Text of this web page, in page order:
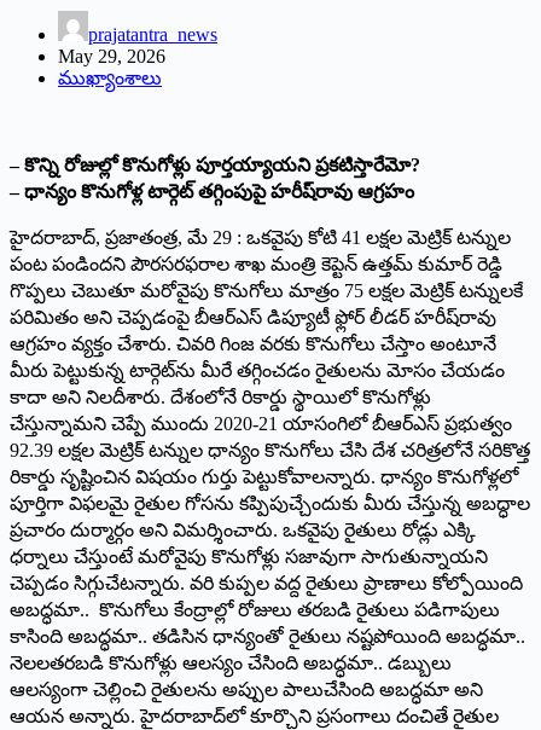
prajatantra_news
May 29, 2026
ముఖ్యాంశాలు
– కొన్ని రోజుల్లో కొనుగోళ్లు పూర్తయ్యాయని ప్రకటిస్తారేమో?
– ధాన్యం కొనుగోళ్ల టార్గెట్ తగ్గింపుపై హరీష్‌రావు ఆగ్రహం
హైదరాబాద్, ప్రజాతంత్ర, మే 29 : ఒకవైపు కోటి 41 లక్షల మెట్రిక్ టన్నుల
పంట పండిందని పౌరసరఫరాల శాఖ మంత్రి కెప్టెన్ ఉత్తమ్ కుమార్ రెడ్డి
గొప్పలు చెబుతూ మరోవైపు కొనుగోలు మాత్రం 75 లక్షల మెట్రిక్ టన్నులకే
పరిమితం అని చెప్పడంపై బీఆర్ఎస్ డిప్యూటీ ఫ్లోర్ లీడర్ హరీష్‌రావు
ఆగ్రహం వ్యక్తం చేశారు. చివరి గింజ వరకు కొనుగోలు చేస్తాం అంటూనే
మీరు పెట్టుకున్న టార్గెట్‌ను మీరే తగ్గించడం రైతులను మోసం చేయడం
కాదా అని నిలదీశారు. దేశంలోనే రికార్డు స్థాయిలో కొనుగోళ్లు
చేస్తున్నామని చెప్పే ముందు 2020-21 యాసంగిలో బీఆర్ఎస్ ప్రభుత్వం
92.39 లక్షల మెట్రిక్ టన్నుల ధాన్యం కొనుగోలు చేసి దేశ చరిత్రలోనే సరికొత్త
రికార్డు సృష్టించిన విషయం గుర్తు పెట్టుకోవాలన్నారు. ధాన్యం కొనుగోళ్లలో
పూర్తిగా విఫలమై రైతుల గోసను కప్పిపుచ్చేందుకు మీరు చేస్తున్న అబద్ధాల
ప్రచారం దుర్మార్గం అని విమర్శించారు. ఒకవైపు రైతులు రోడ్లు ఎక్కి
ధర్నాలు చేస్తుంటే మరోవైపు కొనుగోళ్లు సజావుగా సాగుతున్నాయని
చెప్పడం సిగ్గుచేటన్నారు. వరి కుప్పల వద్ద రైతులు ప్రాణాలు కోల్పోయింది
అబద్ధమా.. కొనుగోలు కేంద్రాల్లో రోజులు తరబడి రైతులు పడిగాపులు
కాసింది అబద్ధమా.. తడిసిన ధాన్యంతో రైతులు నష్టపోయింది అబద్ధమా..
నెలలతరబడి కొనుగోళ్లు ఆలస్యం చేసింది అబద్ధమా.. డబ్బులు
ఆలస్యంగా చెల్లించి రైతులను అప్పుల పాలుచేసింది అబద్ధమా అని
ఆయన అన్నారు. హైదరాబాద్‌లో కూర్చొని ప్రసంగాలు దంచితే రైతుల